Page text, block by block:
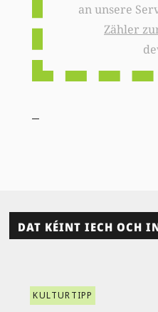
an unsere
Zähler
DAT KÉINT IECH OCH
KULTURTIPP